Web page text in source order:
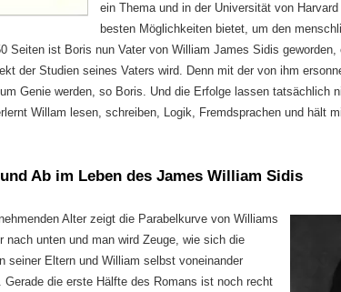
ein Thema und in der Universität von
besten Möglichkeiten bietet, um den
Seiten ist Boris nun Vater von William James Sidis geworden,
der Studien seines Vaters wird. Denn mit der von ihm
Genie werden, so Boris. Und die Erfolge lassen tatsächlich
Willam lesen, schreiben, Logik, Fremdsprachen und hält
Ab im Leben des James William Sidis
Alter zeigt die Parabelkurve von Williams
nach unten und man wird Zeuge, wie sich die
seiner Eltern und William selbst voneinander
Gerade die erste Hälfte des Romans ist noch recht